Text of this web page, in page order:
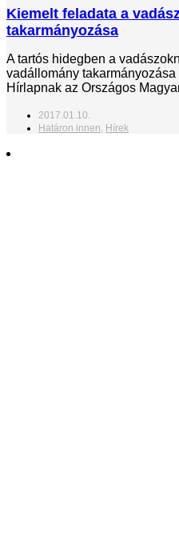
Kiemelt feladata a
takarmányozása
A tartós hidegben a
vadállomány
Hírlapnak az Országos
2017.01.10.
Határon innen, Hírek